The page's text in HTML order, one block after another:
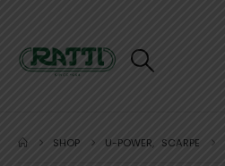
SHOP U-POWER, SCARPE